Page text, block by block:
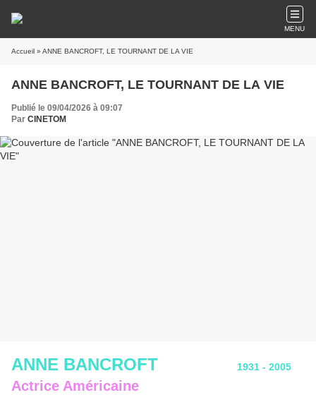
MENU
Accueil » ANNE BANCROFT, LE TOURNANT DE LA VIE
ANNE BANCROFT, LE TOURNANT DE LA VIE
Publié le 09/04/2026 à 09:07
Par CINETOM
ANNE BANCROFT 1931 - 2005
Actrice Américaine